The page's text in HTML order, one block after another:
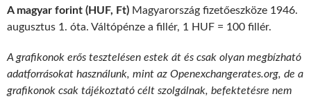
A magyar forint (HUF, Ft) Magyarország fizetőeszköze 1946.
augusztus 1. óta. Váltópénze a fillér, 1 HUF = 100 fillér.
A grafikonok erős tesztelésen estek át és csak olyan megbízható
adatforrásokat használunk, mint az Openexchangerates.org, de a
grafikonok csak tájékoztató célt szolgálnak, befektetésre nem